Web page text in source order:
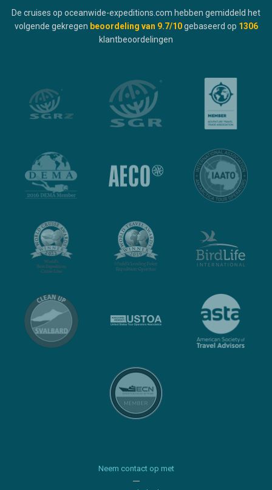
De cruises op oceanwide-expeditions.com hebben gemiddeld het
volgende gekregen beoordeling van 9.7/10 gebaseerd op 1306
klantbeoordelingen
Neem contact op met